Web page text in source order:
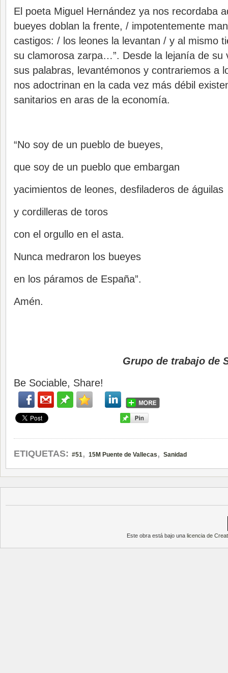
El poeta Miguel Hernández ya nos recordaba
bueyes doblan la frente, / impotentemente
castigos: / los leones la levantan / y al mismo
su clamorosa zarpa…”. Desde la lejanía de su
sus palabras, levantémonos y contrariemos a
nos adoctrinan en la cada vez más débil
sanitarios en aras de la economía.
“No soy de un pueblo de bueyes,
que soy de un pueblo que embargan
yacimientos de leones, desfiladeros de águilas
y cordilleras de toros
con el orgullo en el asta.
Nunca medraron los bueyes
en los páramos de España”.
Amén.
Grupo de trabajo de
Be Sociable, Share!
ETIQUETAS: #51, 15M Puente de Vallecas , Sanidad
Este obra está bajo unalicencia de